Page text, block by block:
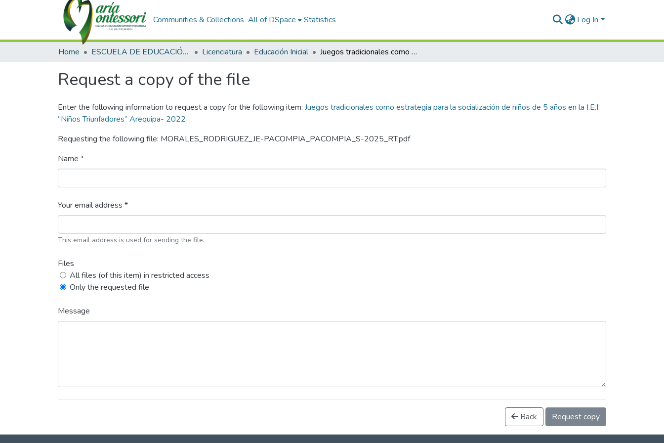
Communities & Collections All of DSpace Statistics Log In
Home ESCUELA DE EDUCACIÓN SUPERIOR PEDAGÓGICA Licenciatura Educación Inicial Juegos tradicionales como estrategia para la socialización de niños de 5 años en la I.E.I. “Niños Triunfadores” Arequipa- 2022
Request a copy of the file
Enter the following information to request a copy for the following item: Juegos tradicionales como estrategia para la socialización de niños de 5 años en la I.E.I.
“Niños Triunfadores” Arequipa- 2022
Requesting the following file: MORALES_RODRIGUEZ_JE-PACOMPIA_PACOMPIA_S-2025_RT.pdf
Name *
Your email address *
This email address is used for sending the file.
Files
All files (of this item) in restricted access
Only the requested file
Message
Back Request copy